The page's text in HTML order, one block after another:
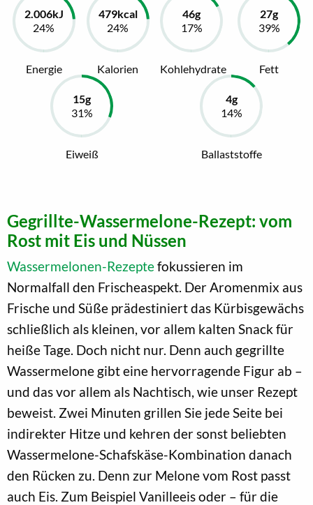
Energie Kalorien Kohlehydrate Fett
Eiweiß Ballaststoffe
Gegrillte-Wassermelone-Rezept: vom
Rost mit Eis und Nüssen
Wassermelonen-Rezeptefokussieren im
Normalfall den Frischeaspekt. Der Aromenmix aus
Frische und Süße prädestiniert das Kürbisgewächs
schließlich als kleinen, vor allem kalten Snack für
heiße Tage. Doch nicht nur. Denn auch gegrillte
Wassermelone gibt eine hervorragende Figur ab –
und das vor allem als Nachtisch, wie unser Rezept
beweist. Zwei Minuten grillen Sie jede Seite bei
indirekter Hitze und kehren der sonst beliebten
Wassermelone-Schafskäse-Kombination danach
den Rücken zu. Denn zur Melone vom Rost passt
auch Eis. Zum Beispiel Vanilleeis oder – für die